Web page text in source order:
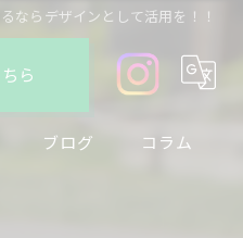
ならデザインとして活用を！！
ら
ブログ コラム